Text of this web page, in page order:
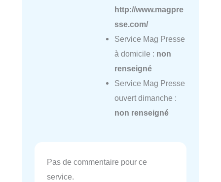
http://www.magpre
sse.com/
Service Mag Presse
à domicile : non
renseigné
Service Mag Presse
ouvert dimanche :
non renseigné
Pas de commentaire pour ce
service.